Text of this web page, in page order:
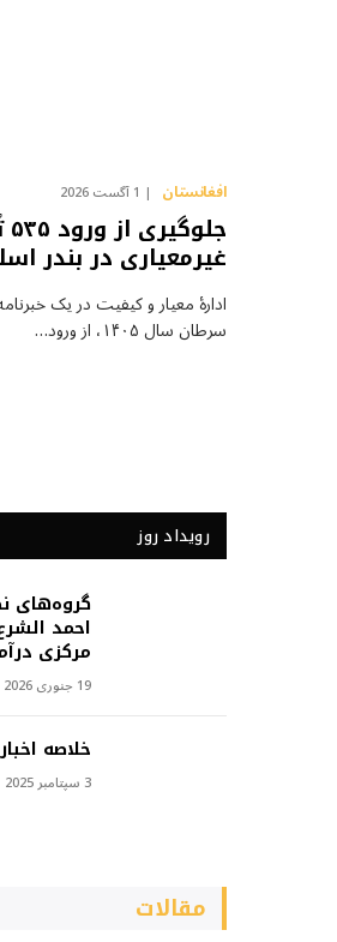
تبصره ها
18 اپریل 2026
افغانستان 1 آگست 2026
غیرمعیاری در بندر
ادارهٔ معیار و کیفیت در یک
سرطان سال ۱۴۰۵، از ورود…
رویداد روز
گروه‌های
احمد
مرکزی
19 جنوری 2026
خلاصه
3 سپتامبر 2025
مقالات